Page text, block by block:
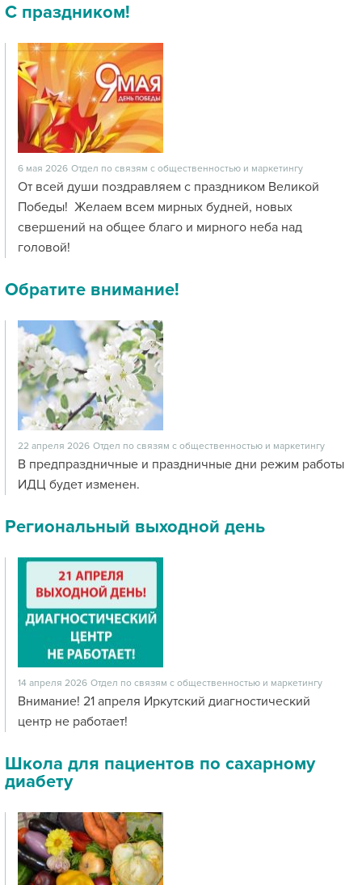
С праздником!
6 мая 2026 Отдел по связям с общественностью и маркетингу
От всей души поздравляем с праздником Великой
Победы! Желаем всем мирных будней, новых
свершений на общее благо и мирного неба над
головой!
Обратите внимание!
22 апреля 2026 Отдел по связям с общественностью и маркетингу
В предпраздничные и праздничные дни режим работы
ИДЦ будет изменен.
Региональный выходной день
14 апреля 2026 Отдел по связям с общественностью и маркетингу
Внимание! 21 апреля Иркутский диагностический
центр не работает!
Школа для пациентов по сахарному
диабету